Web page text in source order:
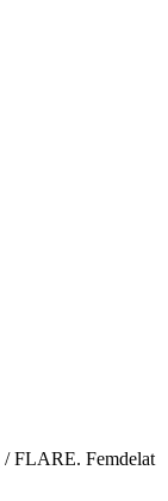
/FLARE. Femdelat